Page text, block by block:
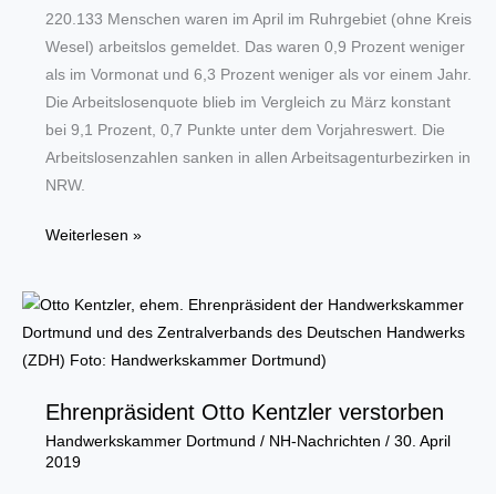
bestätigt
220.133 Menschen waren im April im Ruhrgebiet (ohne Kreis
Wesel) arbeitslos gemeldet. Das waren 0,9 Prozent weniger
als im Vormonat und 6,3 Prozent weniger als vor einem Jahr.
Die Arbeitslosenquote blieb im Vergleich zu März konstant
bei 9,1 Prozent, 0,7 Punkte unter dem Vorjahreswert. Die
Arbeitslosenzahlen sanken in allen Arbeitsagenturbezirken in
NRW.
Arbeitslosenquote
stagniert
bei
Prozent
Weiterlesen »
Ehrenpräsident Otto Kentzler verstorben
Handwerkskammer Dortmund / NH-Nachrichten / 30. April
2019